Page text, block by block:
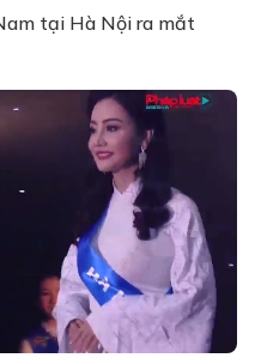
tại Hà Nội ra mắt